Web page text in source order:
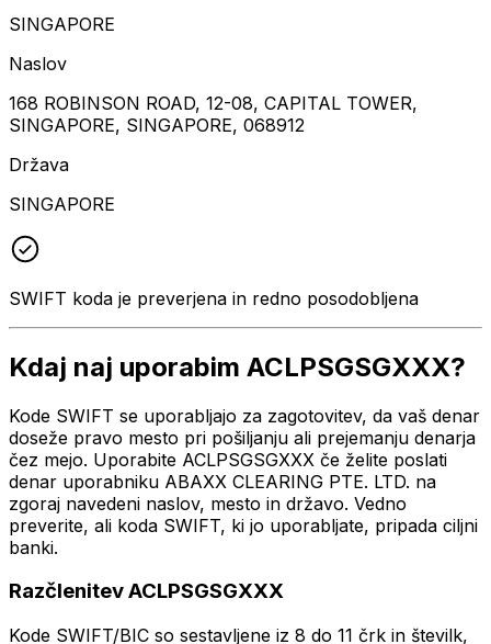
SINGAPORE
Naslov
168 ROBINSON ROAD, 12-08, CAPITAL TOWER,
SINGAPORE, SINGAPORE, 068912
Država
SINGAPORE
SWIFT koda je preverjena in redno posodobljena
Kdaj naj uporabim ACLPSGSGXXX?
Kode SWIFT se uporabljajo za zagotovitev, da vaš denar
doseže pravo mesto pri pošiljanju ali prejemanju denarja
čez mejo. Uporabite ACLPSGSGXXX če želite poslati
denar uporabniku ABAXX CLEARING PTE. LTD. na
zgoraj navedeni naslov, mesto in državo. Vedno
preverite, ali koda SWIFT, ki jo uporabljate, pripada ciljni
banki.
Razčlenitev ACLPSGSGXXX
Kode SWIFT/BIC so sestavljene iz 8 do 11 črk in številk,